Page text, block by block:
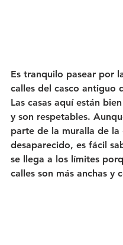
Es tranquilo pasear por
calles del casco antiguo
Las casas aquí están
y son respetables.
parte de la muralla de la
desaparecido, es fácil
se llega a los límites
calles son más anchas y